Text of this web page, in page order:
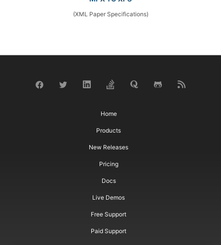
(XML Paper Specifications)
Home
Products
New Releases
Pricing
Docs
Live Demos
Free Support
Paid Support